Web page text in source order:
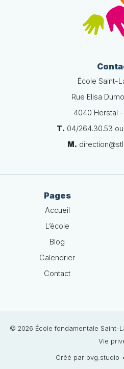
École Saint-
Rue Elisa
4040 Herstal
T. 04/264.30.53 ou
M.
Pages
Accueil
L’école
Blog
Calendrier
Contact
© 2026 École fondamentale Saint-
Vie
Créé par bvg.studio •